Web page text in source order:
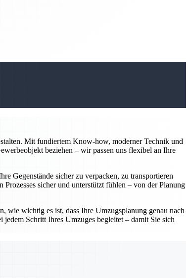
Mit fundiertem Know-how, moderner Technik und
beziehen – wir passen uns flexibel an Ihre
Gegenstände sicher zu verpacken, zu transportieren
sicher und unterstützt fühlen – von der Planung
wie wichtig es ist, dass Ihre Umzugsplanung genau nach
Schritt Ihres Umzuges begleitet – damit Sie sich